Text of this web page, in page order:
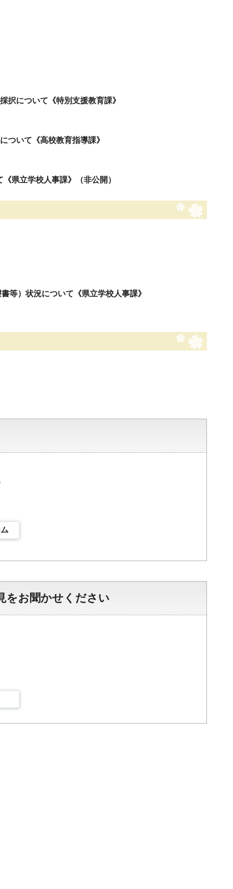
択について《特別支援教育課》
ついて《高校教育指導課》
県立学校人事課》（非公開）
等）状況について《県立学校人事課》
をお聞かせください